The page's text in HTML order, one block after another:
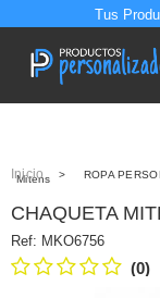
Tus
Inicio > ROPA
Mitens
CHAQUETA
Ref: MKO6756
(0)